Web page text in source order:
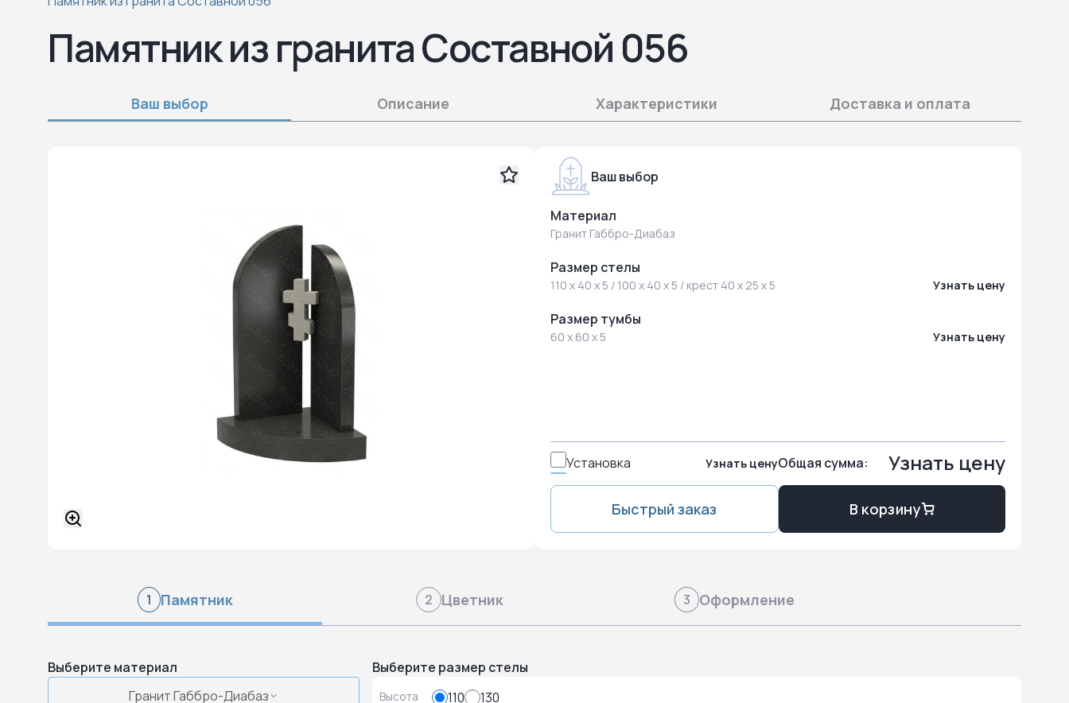
Памятник из гранита Составной 056
Ваш выбор Описание Характеристики Доставка и оплата
Ваш выбор
Материал
Гранит Габбро-Диабаз
Размер стелы
110 x 40 x 5 / 100 x 40 x 5 / крест 40 x 25 x 5 Узнать цену
Размер тумбы
60 x 60 x 5 Узнать цену
Установка Узнать ценуОбщая сумма: Узнать цену
Быстрый заказ В корзину
1 Памятник 2 Цветник 3 Оформление
Выберите материал
Гранит Габбро-Диабаз
Выберите размер стелы
Высота 110 130